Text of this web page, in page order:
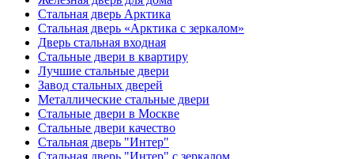
Стальная дверь Арктика
Стальная дверь «Арктика с зеркалом»
Дверь стальная входная
Стальные двери в квартиру
Лучшие стальные двери
Завод стальных дверей
Металлические стальные двери
Стальные двери в Москве
Стальные двери качество
Стальная дверь "Интер"
Стальная дверь "Интер" с зеркалом